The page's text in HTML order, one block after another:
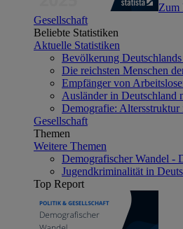
Zum
Gesellschaft
Beliebte Statistiken
Aktuelle Statistiken
Bevölkerung
Die reichsten Menschen
Empfänger von
Ausländer in Deutschland
Demografie:
Gesellschaft
Themen
Weitere Themen
Demografischer Wandel -
Jugendkriminalität in
Top Report